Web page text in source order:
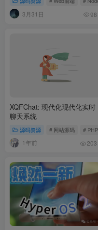
识管理而生
3月31日 98
XQFChat: 现代化现代化实时
聊天系统
源码资源 # 网站源码 # PHP
1年前 203